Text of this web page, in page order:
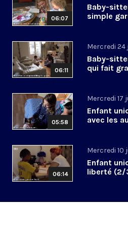
06:07
Baby-
simple
06:11
Mercredi 24
Baby-
qui fait
05:58
Mercredi 17
Enfant
avec les
06:14
Mercredi 10
Enfant
liberté (2/